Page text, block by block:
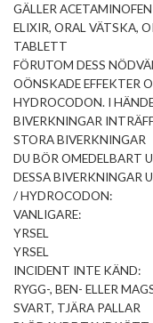
GÄLLER
ELIXIR, ORAL VÄTSKA,
TABLETT
FÖRUTOM DESS
OÖNSKADE EFFEKTER
HYDROCODON. I
BIVERKNINGAR
STORA BIVERKNINGAR
DU BÖR OMEDELBART
DESSA BIVERKNINGAR
/ HYDROCODON:
VANLIGARE:
YRSEL
YRSEL
INCIDENT INTE KÄND:
RYGG-, BEN- ELLER
SVART, TJÄRA PALLAR